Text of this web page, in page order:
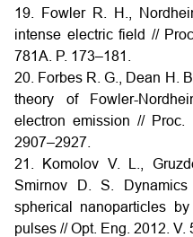
19. Fowler R. H.,
intense electric field //
781A. P. 173–181.
20. Forbes R. G., Dean H.
theory of Fowler-
electron emission // Proc.
2907–2927.
21. Komolov V. L.,
Smirnov D. S.
spherical nanoparticles
pulses // Opt. Eng. 2012. V.